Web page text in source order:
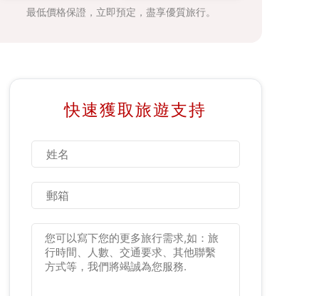
最低價格保證，立即預定，盡享優質旅行。
快速獲取旅遊支持